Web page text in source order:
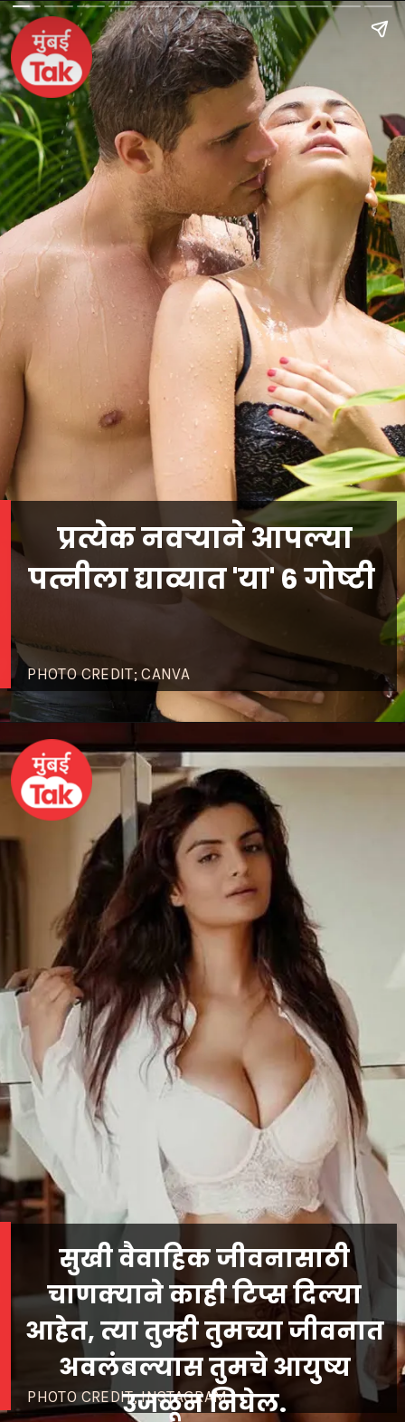
PHOTO CREDIT; CANVA
प्रत्येक नवऱ्याने आपल्या
पत्नीला द्याव्यात 'या' 6 गोष्टी
CREDIT; INSTAGRAM
सुखी वैवाहिक जीवनासाठी
चाणक्याने काही टिप्स दिल्या
आहेत, त्या तुम्ही तुमच्या जीवनात
अवलंबल्यास तुमचे आयुष्य
उजळून निघेल.